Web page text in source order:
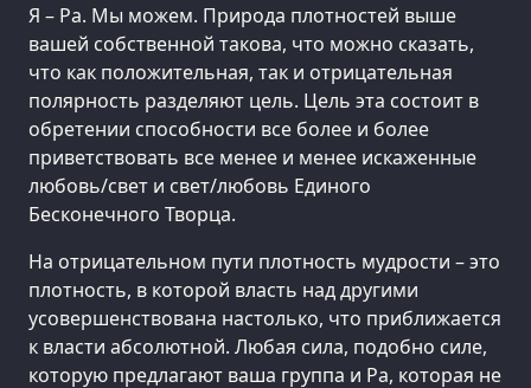
Я – Ра. Мы можем. Природа плотностей выше
вашей собственной такова, что можно сказать,
что как положительная, так и отрицательная
полярность разделяют цель. Цель эта состоит в
обретении способности все более и более
приветствовать все менее и менее искаженные
любовь/свет и свет/любовь Единого
Бесконечного Творца.
На отрицательном пути плотность мудрости – это
плотность, в которой власть над другими
усовершенствована настолько, что приближается
к власти абсолютной. Любая сила, подобно силе,
которую предлагают ваша группа и Ра, которая не